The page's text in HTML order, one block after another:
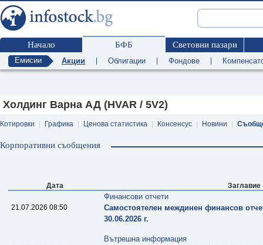
Начало БФБ Световни пазари
Емисии Акции Облигации Фондове
Холдинг Варна АД (HVAR / 5V2)
Котировки Графика Ценова статистика Консенсус Новини
Корпоративни съобщения
Дата Заглавие
21.07.2026 08:50
Финансови отчети
Самостоятелен междинен финансов
30.06.2026 г.
Вътрешна информация